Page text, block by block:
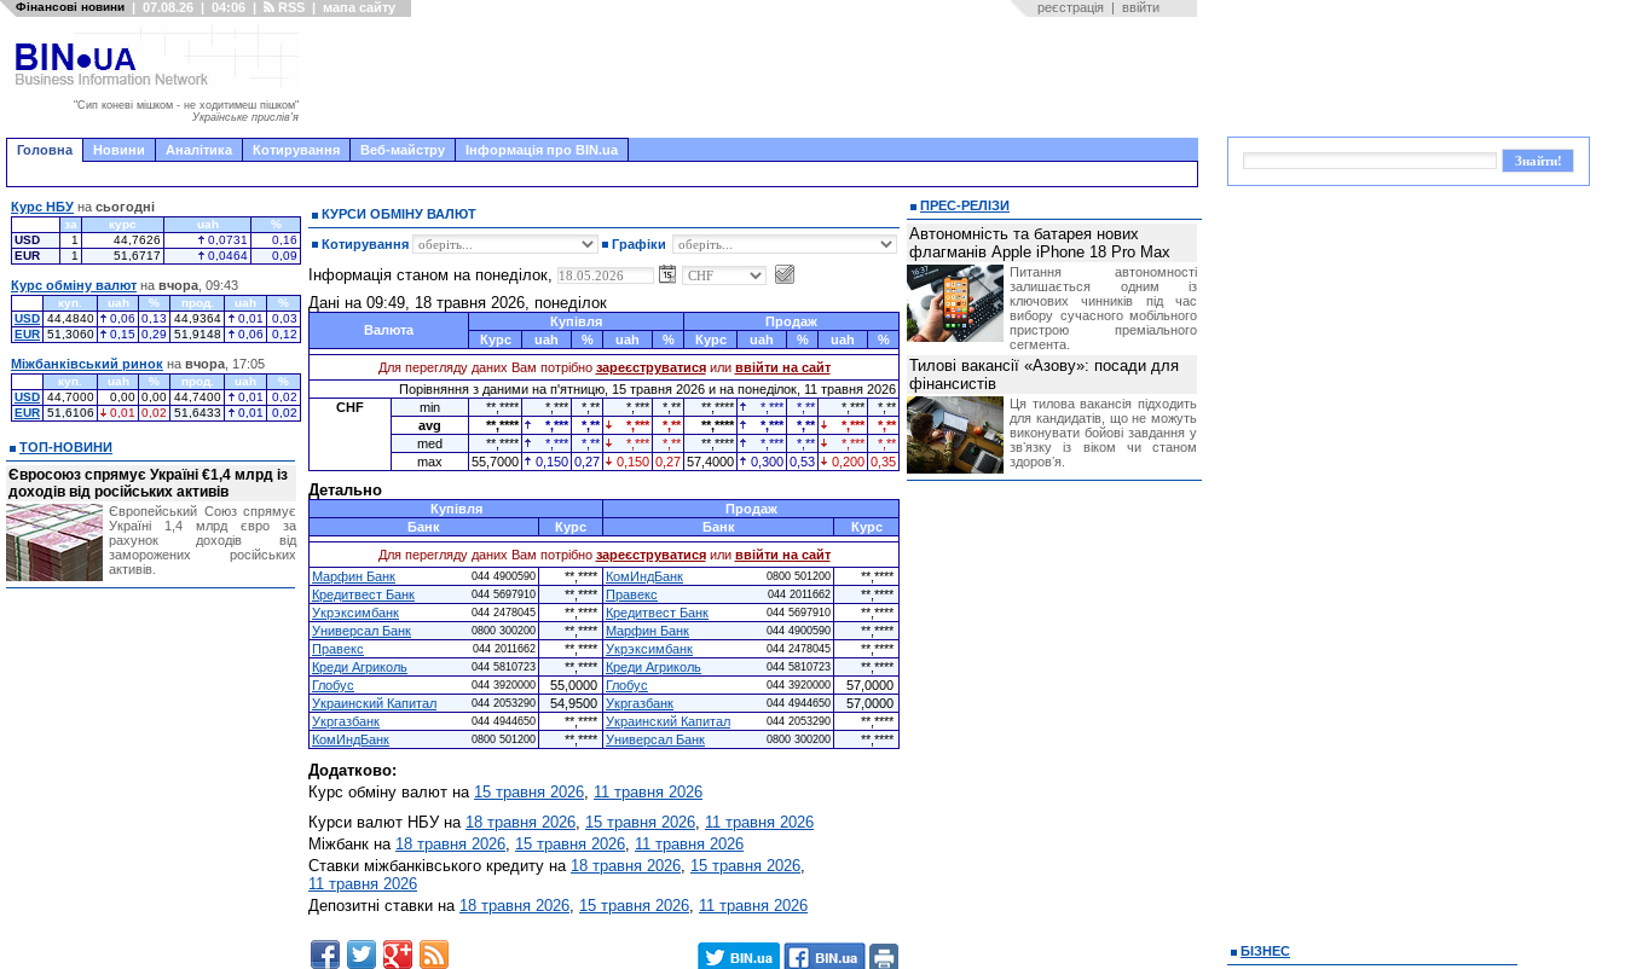
Фінансові новини | 07.08.26 | 04:06 | RSS | мапа сайту реєстрація | ввійти
"Сип коневі мішком - не ходитимеш пішком"
Українське прислів'я
Головна Новини Аналітика Котирування Веб-майстру Інформація про BIN.ua
КУРСИ ОБМІНУ ВАЛЮТ
Котирування Графіки
Інформація станом на понеділок,
Дані на 09:49, 18 травня 2026, понеділок
Валюта
Купівля
Продаж
Курс
uah % uah % Курс uah % uah
%
Для перегляду даних Вам потрібно зареєструватисяили ввійти на сайт
Порівняння з даними на п'ятницю, 15 травня 2026 и на понеділок, 11 травня 2026
CHF
min **,**** *,*** *,** *,*** *,** **,**** *,*** *,** *,***
*,**
avg
**,**** *,*** *,** *,*** *,** **,**** *,*** *,** *,***
*,**
med
**,**** *,*** *,** *,*** *,** **,**** *,*** *,** *,***
*,**
max
55,7000 0,150 0,27 0,150 0,27 57,4000 0,300 0,53 0,200 0,35
Детально
Купівля
Продаж
Банк
Курс Банк
Курс
Для перегляду даних Вам потрібно зареєструватисяили ввійти на сайт
Марфин Банк
044 4900590 **,**** КомИндБанк 0800 501200
**,****
Кредитвест Банк
044 5697910 **,**** Правекс 044 2011662
**,****
Укрэксимбанк
044 2478045 **,**** Кредитвест Банк 044 5697910
**,****
Универсал Банк
0800 300200 **,**** Марфин Банк 044 4900590
**,****
Правекс
044 2011662 **,**** Укрэксимбанк 044 2478045
**,****
Креди Агриколь
044 5810723 **,**** Креди Агриколь 044 5810723
**,****
Глобус
044 3920000 55,0000 Глобус 044 3920000
57,0000
Украинский Капитал
044 2053290 54,9500 Укргазбанк 044 4944650
57,0000
Укргазбанк
044 4944650 **,**** Украинский Капитал 044 2053290
**,****
КомИндБанк
0800 501200 **,**** Универсал Банк 0800 300200 **,****
Додатково:
Курс обміну валют на 15 травня 2026, 11 травня 2026
Курси валют НБУ на 18 травня 2026, 15 травня 2026, 11 травня 2026
Міжбанк на 18 травня 2026, 15 травня 2026, 11 травня 2026
Ставки міжбанківського кредиту на 18 травня 2026, 15 травня 2026,
11 травня 2026
Депозитні ставки на 18 травня 2026, 15 травня 2026, 11 травня 2026
Курс НБУ на сьогодні
за курс uah
%
USD
1 44,7626 0,0731
0,16
EUR
1 51,6717 0,0464 0,09
Курс обміну валют на вчора , 09:43
куп. uah % прод. uah
%
USD 44,4840 0,06 0,13 44,9364 0,01
0,03
EUR 51,3060 0,15 0,29 51,9148 0,06 0,12
Міжбанківський ринок на вчора , 17:05
куп. uah % прод. uah
%
USD 44,7000 0,00 0,00 44,7400 0,01
0,02
EUR 51,6106 0,01 0,02 51,6433 0,01 0,02
ТОП-НОВИНИ
Євросоюз спрямує Україні €1,4 млрд із
доходів від російських активів
Європейський Союз спрямує
Україні 1,4 млрд євро за
рахунок доходів від
заморожених російських
активів.
ПРЕС-РЕЛІЗИ
Автономність та батарея нових
флагманів Apple iPhone 18 Pro Max
Питання автономності
залишається одним із
ключових чинників під час
вибору сучасного мобільного
пристрою преміального
сегмента.
Тилові вакансії «Азову»: посади для
фінансистів
Ця тилова вакансія підходить
для кандидатів, що не можуть
виконувати бойові завдання у
звʼязку із віком чи станом
здоровʼя.
БІЗНЕС